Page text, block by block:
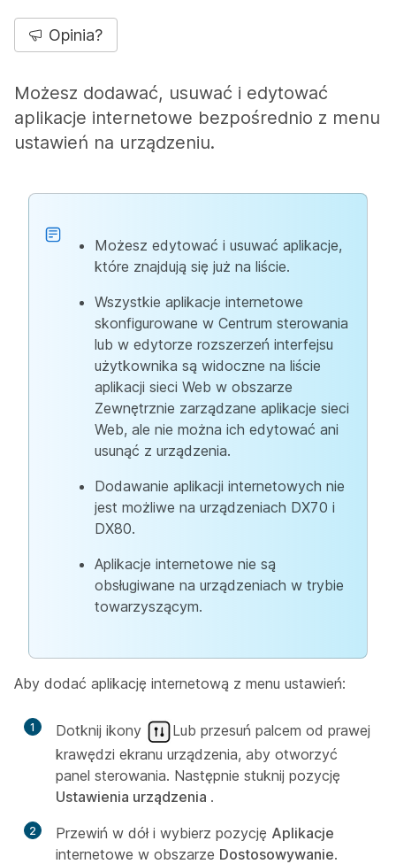
Opinia?
Możesz dodawać, usuwać i edytować
aplikacje internetowe bezpośrednio z menu
ustawień na urządzeniu.
Możesz edytować i usuwać aplikacje,
które znajdują się już na liście.
Wszystkie aplikacje internetowe
skonfigurowane w Centrum sterowania
lub w edytorze rozszerzeń interfejsu
użytkownika są widoczne na liście
aplikacji sieci Web w obszarze
Zewnętrznie zarządzane aplikacje sieci
Web, ale nie można ich edytować ani
usunąć z urządzenia.
Dodawanie aplikacji internetowych nie
jest możliwe na urządzeniach DX70 i
DX80.
Aplikacje internetowe nie są
obsługiwane na urządzeniach w trybie
towarzyszącym.
Aby dodać aplikację internetową z menu ustawień:
1 Dotknij ikony
Lub przesuń palcem od prawej
krawędzi ekranu urządzenia, aby otworzyć
panel sterowania. Następnie stuknij pozycję
Ustawienia urządzenia .
2 Przewiń w dół i wybierz pozycję Aplikacje
internetowe w obszarze Dostosowywanie.